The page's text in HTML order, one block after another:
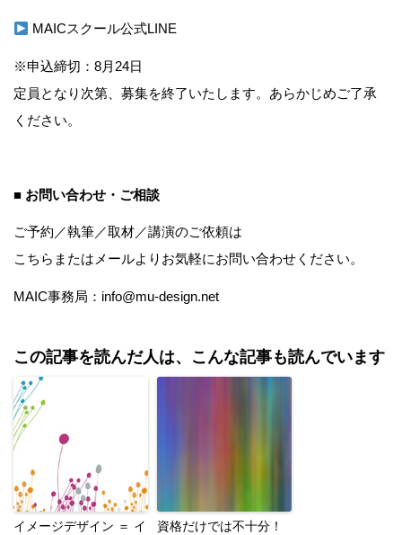
MAICスクール公式LINE
※申込締切：8月24日
定員となり次第、募集を終了いたします。あらかじめご了承
ください。
■ お問い合わせ・ご相談
ご予約／執筆／取材／講演のご依頼は
こちら またはメールよりお気軽にお問い合わせください。
MAIC事務局：info@mu-design.net
この記事を読んだ人は、こんな記事も読んでいます
イメージデザイン ＝ イ
資格だけでは不十分！